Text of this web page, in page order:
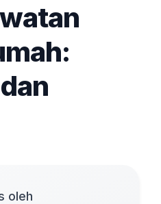
oleh